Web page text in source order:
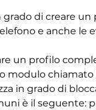
di creare
e anche le
un profilo
modulo chiamato
in grado di
è il seguente: